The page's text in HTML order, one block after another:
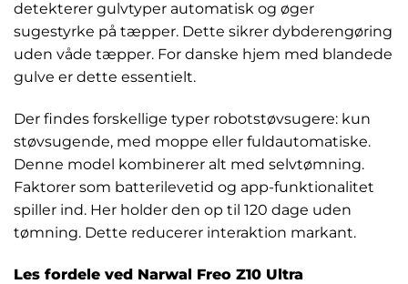
detekterer gulvtyper automatisk og øger
sugestyrke på tæpper. Dette sikrer dybderengøring
uden våde tæpper. For danske hjem med blandede
gulve er dette essentielt.
Der findes forskellige typer robotstøvsugere: kun
støvsugende, med moppe eller fuldautomatiske.
Denne model kombinerer alt med selvtømning.
Faktorer som batterilevetid og app-funktionalitet
spiller ind. Her holder den op til 120 dage uden
tømning. Dette reducerer interaktion markant.
Les fordele ved Narwal Freo Z10 Ultra